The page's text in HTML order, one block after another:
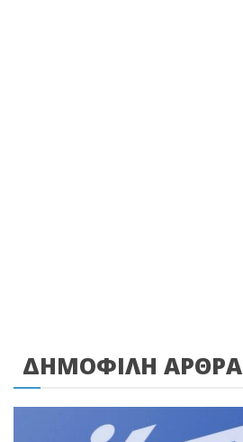
ΔΗΜΟΦΙΛΗ ΑΡΘΡΑ